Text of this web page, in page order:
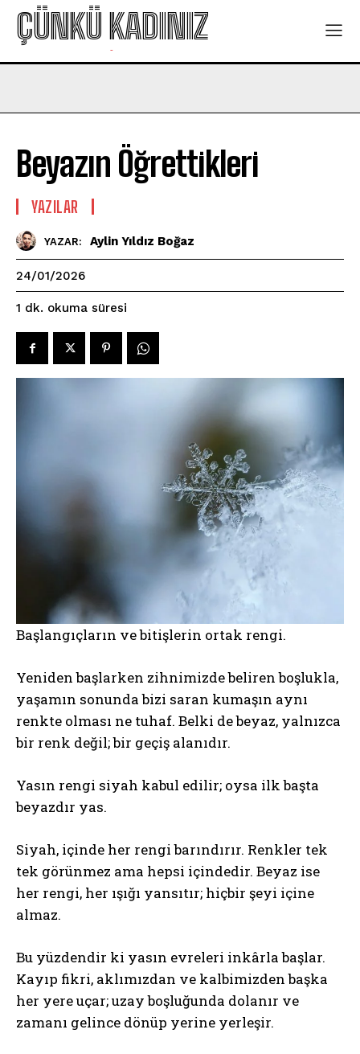
ÇÜNKÜ KADINIZ
-
Beyazın Öğrettikleri
YAZILAR
YAZAR: Aylin Yıldız Boğaz
24/01/2026
1 dk. okuma süresi
Başlangıçların ve bitişlerin ortak rengi.
Yeniden başlarken zihnimizde beliren boşlukla,
yaşamın sonunda bizi saran kumaşın aynı
renkte olması ne tuhaf. Belki de beyaz, yalnızca
bir renk değil; bir geçiş alanıdır.
Yasın rengi siyah kabul edilir; oysa ilk başta
beyazdır yas.
Siyah, içinde her rengi barındırır. Renkler tek
tek görünmez ama hepsi içindedir. Beyaz ise
her rengi, her ışığı yansıtır; hiçbir şeyi içine
almaz.
Bu yüzdendir ki yasın evreleri inkârla başlar.
Kayıp fikri, aklımızdan ve kalbimizden başka
her yere uçar; uzay boşluğunda dolanır ve
zamanı gelince dönüp yerine yerleşir.